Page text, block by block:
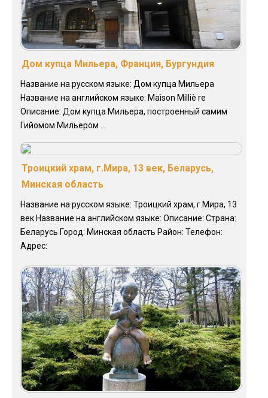
Дом купца Мильера, Франция, Бургундия
Название на русском языке: Дом купца Мильера
Название на английском языке: Maison Milliè re
Описание: Дом купца Мильера, построенный самим
Гийомом Мильером ...
Троицкий храм, г.Мира, 13 век, Беларусь,
Минская область
Название на русском языке: Троицкий храм, г.Мира, 13
век Название на английском языке: Описание: Страна:
Беларусь Город: Минская область Район: Телефон:
Адрес: